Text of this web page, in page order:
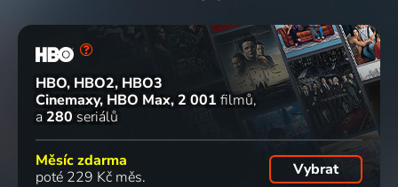
HBO, HBO2, HBO3
Cinemaxy, HBO Max 2 001 filmů
a 280 seriálů
Měsíc zdarma
poté 229 Kč měs.
Vybrat